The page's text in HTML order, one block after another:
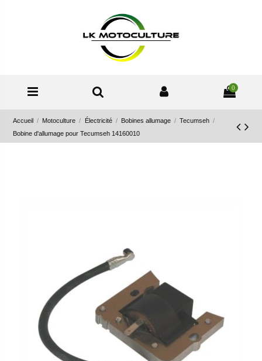
0
Accueil Motoculture Électricité Bobines allumage
Tecumseh
Bobine d'allumage pour Tecumseh 14160010